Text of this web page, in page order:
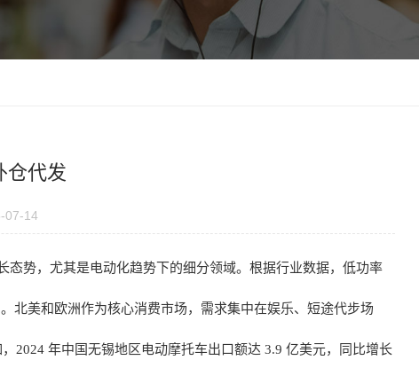
仓代发
07-14
势，尤其是电动化趋势下的细分领域。根据行业数据，低功率
北美和欧洲作为核心消费市场，需求集中在娱乐、短途代步场
2024 年中国无锡地区电动摩托车出口额达 3.9 亿美元，同比增长